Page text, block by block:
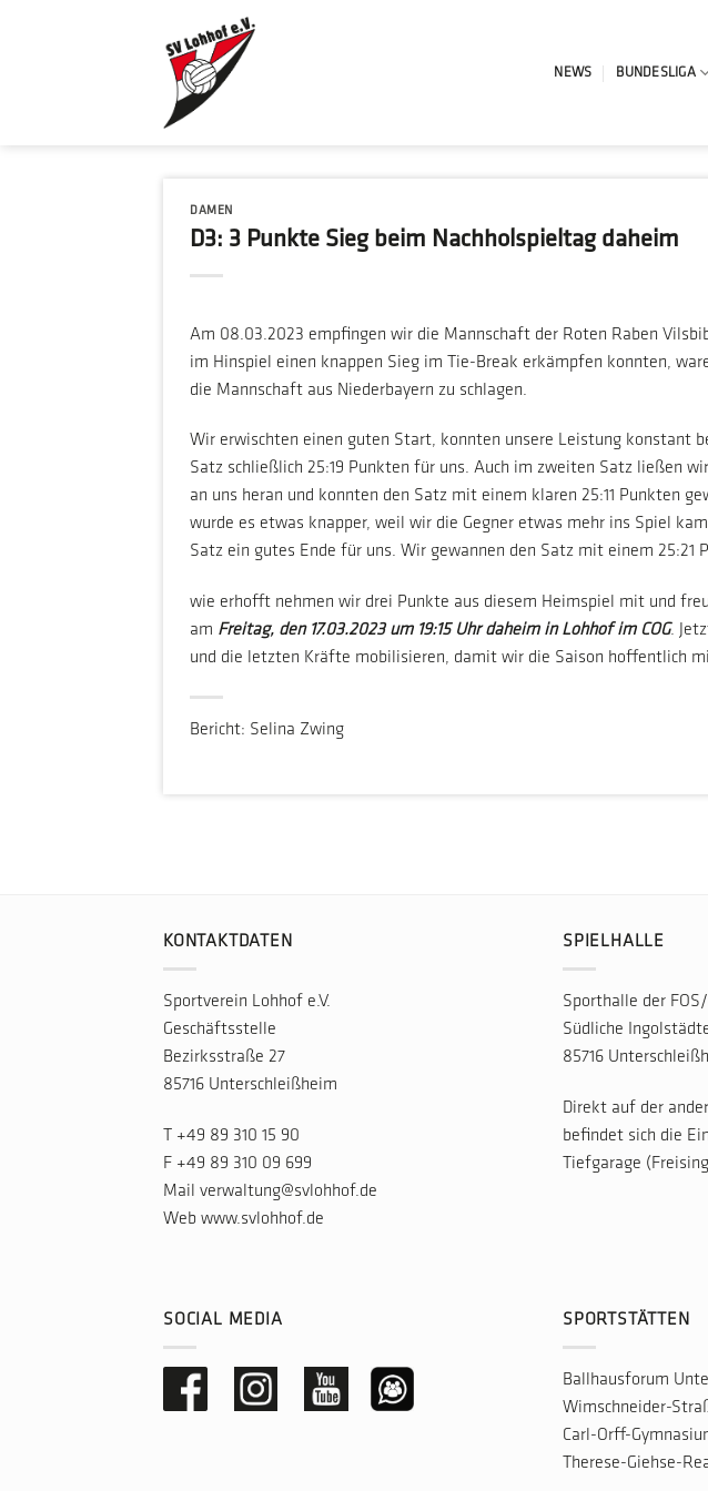
NEWS BUNDESLIGA
DAMEN
D3: 3 Punkte Sieg beim Nachholspieltag daheim
Am 08.03.2023 empfingen wir die Mannschaft der Roten Raben
im Hinspiel einen knappen Sieg im Tie-Break erkämpfen konnten,
die Mannschaft aus Niederbayern zu schlagen.
Wir erwischten einen guten Start, konnten unsere Leistung konstant
Satz schließlich 25:19 Punkten für uns. Auch im zweiten Satz ließen
an uns heran und konnten den Satz mit einem klaren 25:11 Punkten
wurde es etwas knapper, weil wir die Gegner etwas mehr ins Spiel
Satz ein gutes Ende für uns. Wir gewannen den Satz mit einem 25:21
wie erhofft nehmen wir drei Punkte aus diesem Heimspiel mit und
am Freitag, den 17.03.2023 um 19:15 Uhr daheim in Lohhof im COG.
und die letzten Kräfte mobilisieren, damit wir die Saison hoffentlich
Bericht: Selina Zwing
KONTAKTDATEN
Sportverein Lohhof e.V.
Geschäftsstelle
Bezirksstraße 27
85716 Unterschleißheim
+49 89 310 15 90
F +49 89 310 09 699
Mail verwaltung@svlohhof.de
Web www.svlohhof.de
SPIELHALLE
Sporthalle der FOS/
Südliche
85716
Direkt auf der
befindet sich die
Tiefgarage
SOCIAL MEDIA SPORTSTÄTTEN
Ballhausforum
Wimschneider-
Carl-Orff-
Therese-Giehse-